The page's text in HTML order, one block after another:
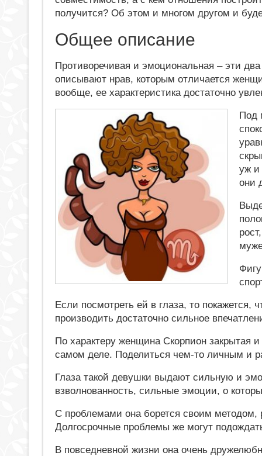
получится? Об этом и многом другом и
Общее описание
Противоречивая и эмоциональная – эти
описывают нрав, которым отличается
вообще, ее характеристика достаточно
Под
уж и
они
Если посмотреть ей в глаза, то покажется,
производить достаточно сильное
По характеру женщина Скорпион закрытая
самом деле. Поделиться чем-то личным и
Глаза такой девушки выдают сильную и
взволнованность, сильные эмоции, о
С проблемами она борется своим методом,
Долгосрочные проблемы же могут
В повседневной жизни она очень